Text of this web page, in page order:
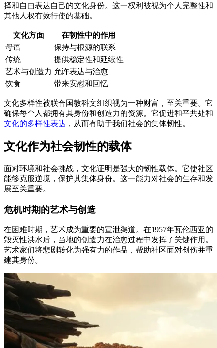
择和自由表达自己的文化身份。这一权利被视为个人完整性和
其他人权有效行使的基础。
文化方面
在韧性中的作用
母语
保持与根源的联系
传统
提供稳定性和延续性
艺术与创造力 允许表达与治愈
饮食
带来安慰和回忆
文化多样性被联合国教科文组织视为一种财富，至关重要。它
确保每个人都拥有其身份和创造力的资源。它促进和平共处和
文化的多样性表达 ，从而有助于我们社会的集体韧性。
文化作为社会韧性的载体
面对环境和社会挑战，文化证明是强大的韧性载体。它使社区
能够克服逆境，保护其集体身份。这一能力对社会的生存和发
展至关重要。
危机时期的艺术与创造
在困难时期，艺术成为重要的宣泄渠道。在1957年瓦伦西亚的
毁灭性洪水后，当地的创造力在治愈过程中发挥了关键作用。
艺术家们将悲剧转化为强有力的作品，帮助社区面对创伤并重
建其身份。